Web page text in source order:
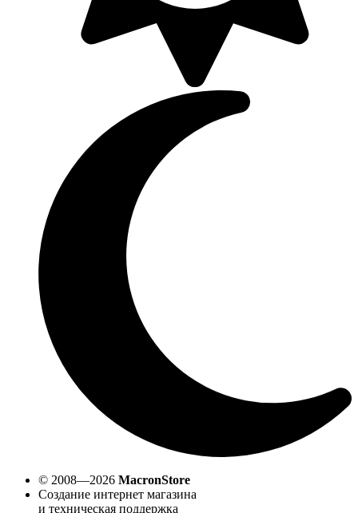
© 2008—2026 MacronStore
Создание интернет магазина
и техническая поддержка